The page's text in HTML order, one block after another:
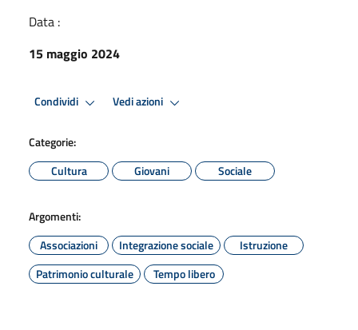
Data :
15 maggio 2024
Condividi Vedi azioni
Categorie:
Cultura
Giovani Sociale
Argomenti:
Associazioni
Integrazione sociale
Istruzione
Patrimonio culturale
Tempo libero